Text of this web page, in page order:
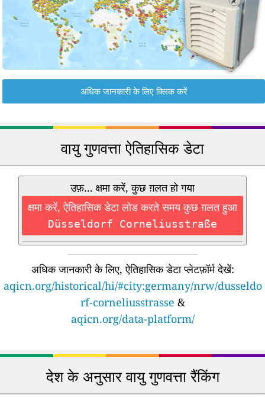
अधिक जानकारी के लिए क्लिक करें
वायु गुणवत्ता ऐतिहासिक डेटा
उफ़... क्षमा करें, कुछ ग़लत हो गया
क्षमा करें, ऐतिहासिक डेटा लोड करते समय कुछ ग़लत हुआ
Düsseldorf Corneliusstraße
अधिक जानकारी के लिए, ऐतिहासिक डेटा प्लेटफ़ॉर्म देखें:
aqicn.org/historical/hi/#city:germany/nrw/dusseldo
rf-corneliusstrasse &
aqicn.org/data-platform/
देश के अनुसार वायु गुणवत्ता रैंकिंग